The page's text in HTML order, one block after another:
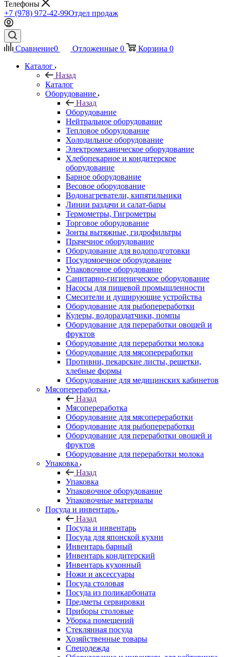
Телефоны
+7 (978) 972-42-99Отдел продаж
Сравнение0 Отложенные 0 Корзина 0
Каталог
Назад
Каталог
Оборудование
Назад
Оборудование
Нейтральное оборудование
Тепловое оборудование
Холодильное оборудование
Электромеханическое оборудование
Хлебопекарное и кондитерское
оборудование
Барное оборудование
Весовое оборудование
Водонагреватели, кипятильники
Линии раздачи и салат-бары
Термометры, Гигрометры
Торговое оборудование
Зонты вытяжные, гидрофильтры
Прачечное оборудование
Оборудование для водоподготовки
Посудомоечное оборудование
Упаковочное оборудование
Санитарно-гигиеническое оборудование
Насосы для пищевой промышленности
Смесители и душирующие устройства
Оборудование для рыбопереработки
Кулеры, водораздатчики, помпы
Оборудование для переработки овощей и
фруктов
Оборудование для переработки молока
Оборудование для мясопереработки
Противни, пекарские листы, решетки,
хлебные формы
Оборудование для медицинских кабинетов
Мясопереработка
Назад
Мясопереработка
Оборудование для мясопереработки
Оборудование для рыбопереработки
Оборудование для переработки овощей и
фруктов
Оборудование для переработки молока
Упаковка
Назад
Упаковка
Упаковочное оборудование
Упаковочные материалы
Посуда и инвентарь
Назад
Посуда и инвентарь
Посуда для японской кухни
Инвентарь барный
Инвентарь кондитерский
Инвентарь кухонный
Ножи и аксессуары
Посуда столовая
Посуда из поликарбоната
Предметы сервировки
Приборы столовые
Уборка помещений
Стеклянная посуда
Хозяйственные товары
Спецодежда